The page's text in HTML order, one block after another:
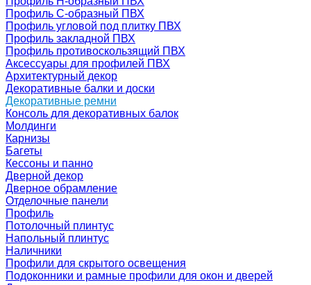
Профиль C-образный ПВХ
Профиль угловой под плитку ПВХ
Профиль закладной ПВХ
Профиль противоскользящий ПВХ
Аксессуары для профилей ПВХ
Архитектурный декор
Декоративные балки и доски
Декоративные ремни
Консоль для декоративных балок
Молдинги
Карнизы
Багеты
Кессоны и панно
Дверной декор
Дверное обрамление
Отделочные панели
Профиль
Потолочный плинтус
Напольный плинтус
Наличники
Профили для скрытого освещения
Подоконники и рамные профили для окон и дверей